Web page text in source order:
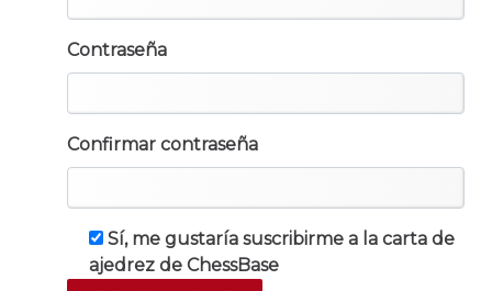
Contraseña
Confirmar contraseña
Sí, me gustaría suscribirme a la carta de
ajedrez de ChessBase